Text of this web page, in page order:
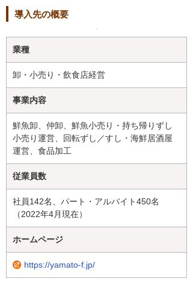
導入先の概要
業種
卸・小売り・飲食店経営
事業内容
鮮魚卸、仲卸、鮮魚小売り・持ち帰りずし
小売り運営、回転ずし／すし・海鮮居酒屋
運営、食品加工
従業員数
社員142名、パート・アルバイト450名
（2022年4月現在）
ホームページ
https://yamato-f.jp/